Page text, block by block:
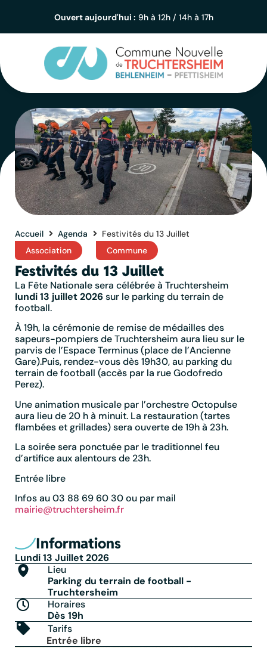
Ouvert aujourd'hui : 9h à 12h / 14h à 17h
Accueil Agenda
Festivités du 13 Juillet
Association
Commune
Festivités du 13 Juillet
La Fête Nationale sera célébrée à Truchtersheim
lundi 13 juillet 2026sur le parking du terrain de
football.
À 19h, la cérémonie de remise de médailles des
sapeurs-pompiers de Truchtersheim aura lieu sur le
parvis de l’Espace Terminus (place de l’Ancienne
Gare).Puis, rendez-vous dès 19h30, au parking du
terrain de football (accès par la rue Godofredo
Perez).
Une animation musicale par l’orchestre Octopulse
aura lieu de 20 h à minuit. La restauration (tartes
flambées et grillades) sera ouverte de 19h à 23h.
La soirée sera ponctuée par le traditionnel feu
d’artifice aux alentours de 23h.
Entrée libre
Infos au 03 88 69 60 30 ou par mail
mairie@truchtersheim.fr
Informations
Lundi 13 Juillet 2026
Lieu
Parking du terrain de football -
Truchtersheim
Horaires
Dès 19h
Tarifs
Entrée libre